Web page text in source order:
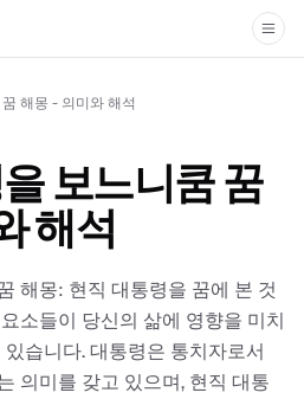
해몽 - 의미와 해석
보느니쿰 꿈
해석
해몽: 현직 대통령을 꿈에 본 것
소들이 당신의 삶에 영향을 미치
습니다. 대통령은 통치자로서
의미를 갖고 있으며, 현직 대통